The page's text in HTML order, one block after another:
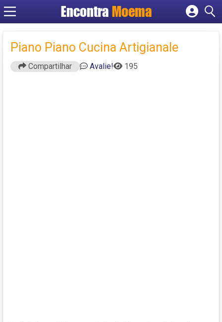
Encontra Moema
Criar conta
Piano Piano Cucina Artigianale
Compartilhar Avalie! 195